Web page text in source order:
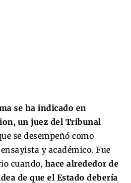
se ha indicado en
un juez del Tribunal
se desempeñó como
y académico. Fue
cuando, hace alrededor de
de que el Estado debería